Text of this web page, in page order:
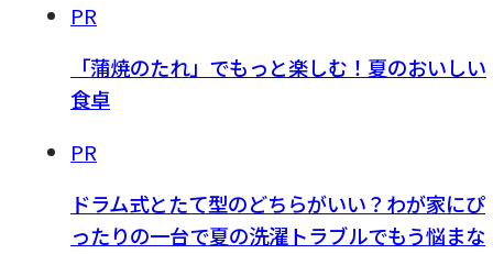
PR
「蒲焼のたれ」でもっと楽しむ！夏のおいしい
食卓
PR
ドラム式とたて型のどちらがいい？わが家にぴ
ったりの一台で夏の洗濯トラブルでもう悩まな